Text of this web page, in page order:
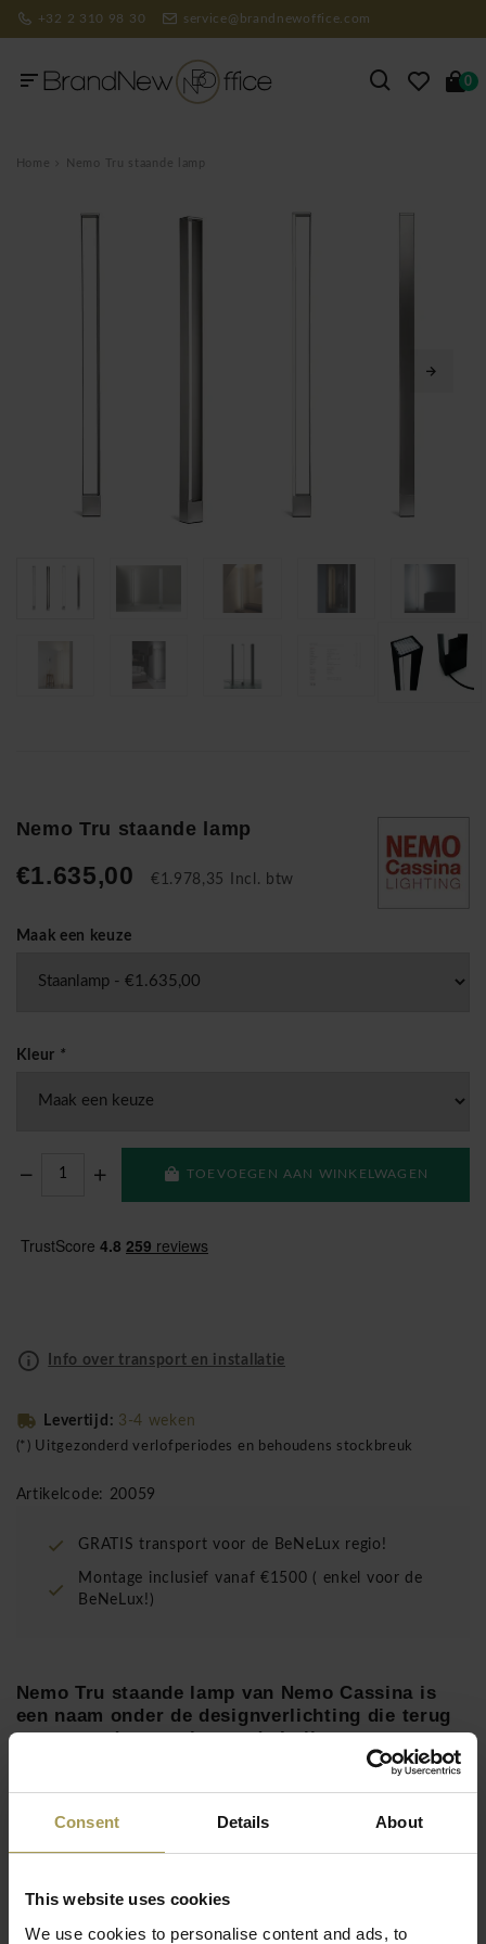
Consent Details About
This website uses cookies
We use cookies to personalise content and ads, to
+32 2 310 98 30 service@brandnewoffice.com
0
Home Nemo Tru staande lamp
Nemo Tru staande lamp
€1.635,00 €1.978,35 Incl. btw
Maak een keuze
Kleur *
TOEVOEGEN AAN WINKELWAGEN
Info over transport en installatie
Levertijd: 3-4 weken
(*) Uitgezonderd verlofperiodes en behoudens stockbreuk
Artikelcode: 20059
GRATIS transport voor de BeNeLux regio!
Montage inclusief vanaf €1500 ( enkel voor de
BeNeLux!)
Nemo Tru staande lamp van Nemo Cassina is
een naam onder de designverlichting die terug
gaat naar de wortels van de Italiaanse
Lees meer